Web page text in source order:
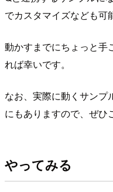
でカスタマイズなども可
動かすまでにちょっと手
れば幸いです。
なお、実際に動くサンプ
にもありますので、ぜひ
やってみる